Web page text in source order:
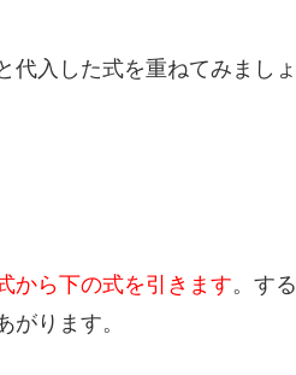
代入した式を重ねてみましょ
から下の式を引きます。する
ります。